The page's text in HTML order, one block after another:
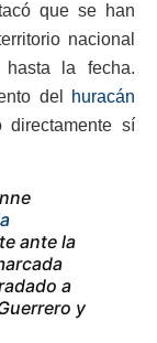
que se han
nacional
la fecha.
del
huracán
sí
ante la
a
y